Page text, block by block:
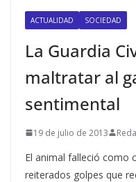
ACTUALIDAD SOCIEDAD
La Guardia
maltratar al
sentimental
19 de julio de 2013
El animal falleció como
reiterados golpes que